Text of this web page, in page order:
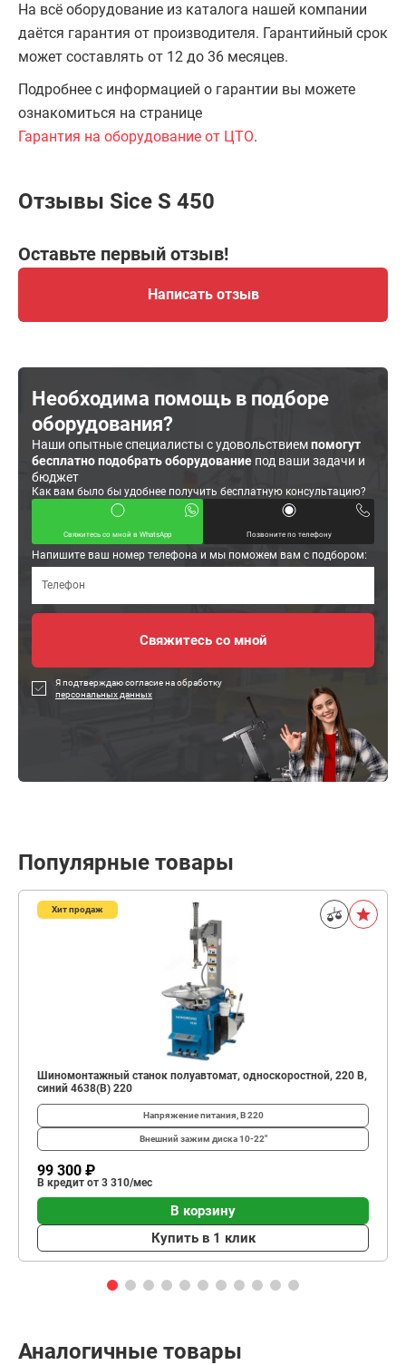
На всё оборудование из каталога нашей компании
даётся гарантия от производителя. Гарантийный срок
может составлять от 12 до 36 месяцев.
Подробнее с информацией о гарантии вы можете
ознакомиться на странице
Гарантия на оборудование от ЦТО.
Отзывы Sice S 450
Оставьте первый отзыв!
Написать отзыв
Необходима помощь в подборе
оборудования?
Наши опытные специалисты с удовольствиемпомогут
бесплатно подобрать оборудование под ваши задачи и
бюджет
Как вам было бы удобнее получить бесплатную консультацию?
Свяжитесь со мной в WhatsApp Позвоните по телефону
Напишите ваш номер телефона и мы поможем вам с подбором:
Я подтверждаю согласие на обработку
персональных данных
Популярные товары
Хит продаж
Шиномонтажный станок полуавтомат, односкоростной, 220 В,
синий 4638(B) 220
Напряжение питания, В220
Внешний зажим диска10-22"
99 300 ₽
В кредит от 3 310/мес
В корзину
Купить в 1 клик
Аналогичные товары